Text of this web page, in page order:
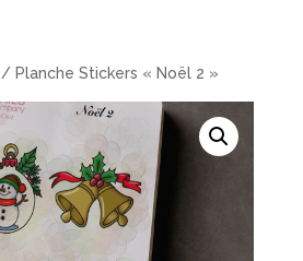
/ Planche Stickers « Noël 2 »